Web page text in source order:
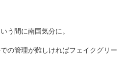
う間に南国気分に。
の管理が難しければフェイクグリー